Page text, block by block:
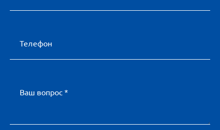
Телефон
Ваш вопрос *